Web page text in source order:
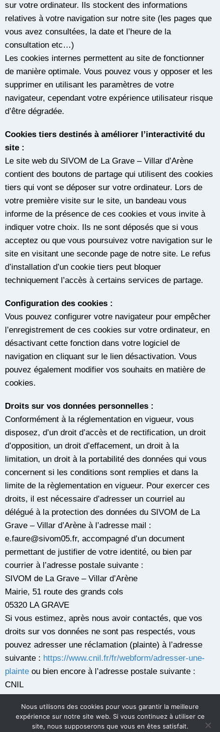
sur votre ordinateur. Ils stockent des informations
relatives à votre navigation sur notre site (les pages que
vous avez consultées, la date et l’heure de la
consultation etc…)
Les cookies internes permettent au site de fonctionner
de manière optimale. Vous pouvez vous y opposer et les
supprimer en utilisant les paramètres de votre
navigateur, cependant votre expérience utilisateur risque
d’être dégradée.
Cookies tiers destinés à améliorer l’interactivité du
site :
Le site web du SIVOM de La Grave – Villar d’Arène
contient des boutons de partage qui utilisent des cookies
tiers qui vont se déposer sur votre ordinateur. Lors de
votre première visite sur le site, un bandeau vous
informe de la présence de ces cookies et vous invite à
indiquer votre choix. Ils ne sont déposés que si vous
acceptez ou que vous poursuivez votre navigation sur le
site en visitant une seconde page de notre site. Le refus
d’installation d’un cookie tiers peut bloquer
techniquement l’accès à certains services de partage.
Configuration des cookies :
Vous pouvez configurer votre navigateur pour empêcher
l’enregistrement de ces cookies sur votre ordinateur, en
désactivant cette fonction dans votre logiciel de
navigation en cliquant sur le lien désactivation. Vous
pouvez également modifier vos souhaits en matière de
cookies.
Droits sur vos données personnelles :
Conformément à la réglementation en vigueur, vous
disposez, d’un droit d’accès et de rectification, un droit
d’opposition, un droit d’effacement, un droit à la
limitation, un droit à la portabilité des données qui vous
concernent si les conditions sont remplies et dans la
limite de la règlementation en vigueur. Pour exercer ces
droits, il est nécessaire d’adresser un courriel au
délégué à la protection des données du SIVOM de La
Grave – Villar d’Arène à l’adresse mail :
e.faure@sivom05.fr, accompagné d’un document
permettant de justifier de votre identité, ou bien par
courrier à l’adresse postale suivante :
SIVOM de La Grave – Villar d’Arène
Mairie, 51 route des grands cols
05320 LA GRAVE
Si vous estimez, après nous avoir contactés, que vos
droits sur vos données ne sont pas respectés, vous
pouvez adresser une réclamation (plainte) à l’adresse
suivante : https://www.cnil.fr/fr/webform/adresser-une-
plainte ou bien encore à l’adresse postale suivante :
CNIL
TSA 80715
75334 PARIS CEDEX 07
Nous utilisons des cookies pour vous garantir la meilleure
expérience sur notre site web. Si vous continuez à utiliser ce
site, nous supposerons que vous en êtes satisfait.